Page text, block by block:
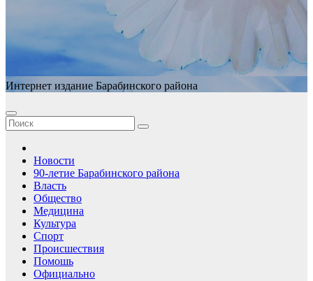
Интернет издание Барабинского района
Новости
90-летие Барабинского района
Власть
Общество
Медицина
Культура
Спорт
Происшествия
Помошь
Официально